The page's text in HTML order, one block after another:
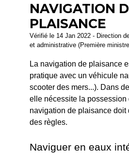
NAVIGATION
PLAISANCE
Vérifié le 14 Jan 2022 - Direction
et administrative (Première
La navigation de plaisance
pratique avec un véhicule
scooter des mers...). Dans
elle nécessite la possession
navigation de plaisance doit
des règles.
Naviguer en eaux